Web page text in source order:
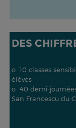
DES
o 10 classes
élèves
o 40 demi-
San Francescu du